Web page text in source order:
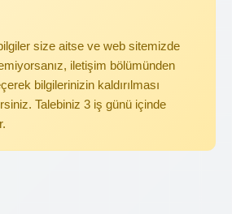
size aitse ve web sitemizde
iletişim bölümünden
bilgilerinizin kaldırılması
Talebiniz 3 iş günü içinde